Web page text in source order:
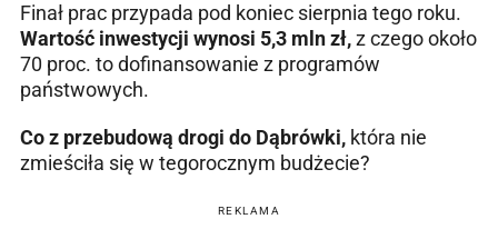
Finał prac przypada pod koniec sierpnia tego roku.
Wartość inwestycji wynosi 5,3 mln zł,z czego około
70 proc. to dofinansowanie z programów
państwowych.
Co z przebudową drogi do Dąbrówki, która nie
zmieściła się w tegorocznym budżecie?
REKLAMA